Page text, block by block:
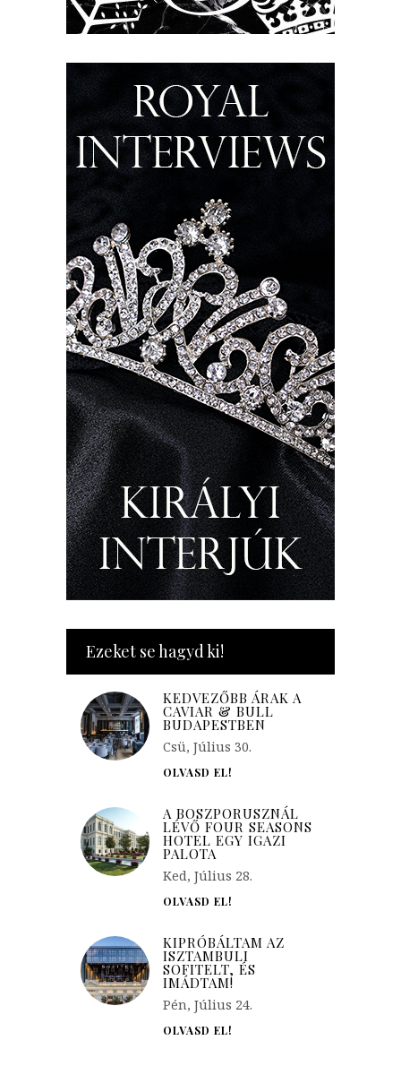
Ezeket se hagyd ki!
KEDVEZŐBB ÁRAK A
CAVIAR & BULL
BUDAPESTBEN
Csü, Július 30.
OLVASD EL!
A BOSZPORUSZNÁL
LÉVŐ FOUR SEASONS
HOTEL EGY IGAZI
PALOTA
Ked, Július 28.
OLVASD EL!
KIPRÓBÁLTAM AZ
ISZTAMBULI
SOFITELT, ÉS
IMÁDTAM!
Pén, Július 24.
OLVASD EL!